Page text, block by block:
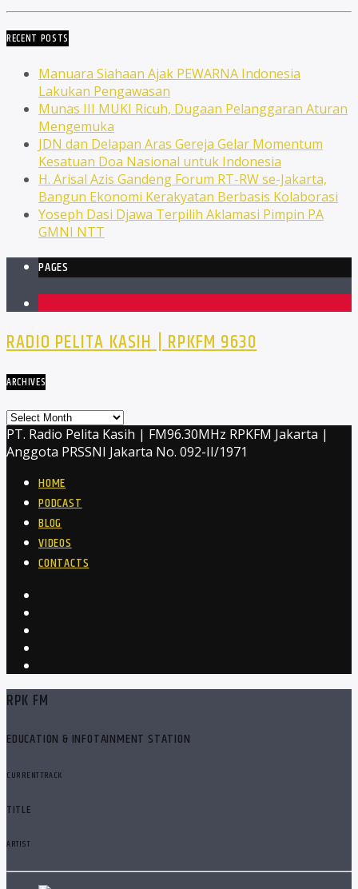
RECENT POSTS
Manuara Siahaan Ajak PEWARNA Indonesia
Lakukan Pengawasan
Munas III MUKI Ricuh, Dugaan Pelanggaran Aturan
Mengemuka
JDN dan Delapan Aras Gereja Gelar Momentum
Kesatuan Doa Nasional untuk Indonesia
H. Arisal Azis Gandeng Forum RT-RW se-Jakarta,
Bangun Ekonomi Kerakyatan Berbasis Kolaborasi
Yoseph Dasi Djawa Terpilih Aklamasi Pimpin PA
GMNI NTT
PAGES
RADIO PELITA KASIH | RPKFM 9630
ARCHIVES
Archives
PT. Radio Pelita Kasih | FM96.30MHz RPKFM Jakarta |
Anggota PRSSNI Jakarta No. 092-II/1971
HOME
PODCAST
BLOG
VIDEOS
CONTACTS
RPK FM
EDUCATION & INFOTAINMENT STATION
CURRENT TRACK
TITLE
ARTIST